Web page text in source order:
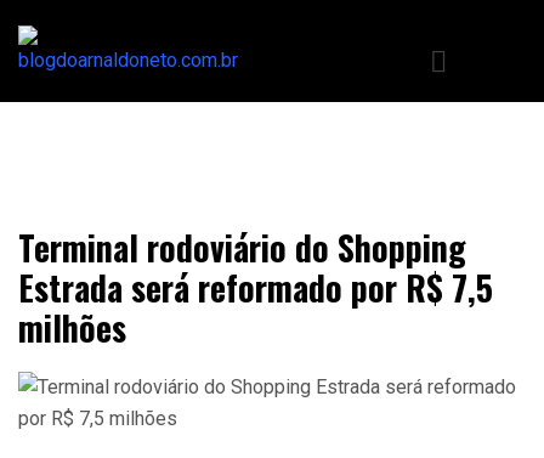
Terminal rodoviário do Shopping
Estrada será reformado por R$ 7,5
milhões